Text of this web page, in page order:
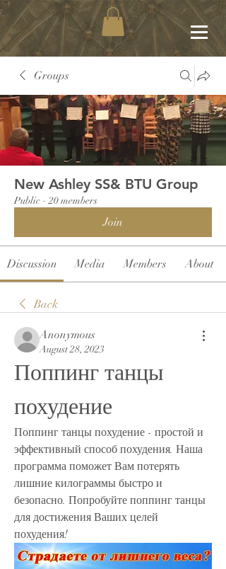
Groups
New Ashley SS& BTU Group
Public · 20 members
Join
Discussion Media Members About
Back
Anonymous
August 28, 2023
Поппинг танцы
похудение
Поппинг танцы похудение - простой и
эффективный способ похудения. Наша
программа поможет Вам потерять
лишние килограммы быстро и
безопасно. Попробуйте поппинг танцы
для достижения Ваших целей
похудения!